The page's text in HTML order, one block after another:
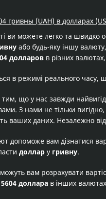
гривны (UAH) в долларах
ви можете легко та швидко
або будь-яку іншу
долларов в різних
в режимі реального часу,
що у нас завжди
З нами не тільки
ваших даних. Незалежно
допоможе вам дізнатися
доллар у гривну.
вам розрахувати
5604 доллара в інших